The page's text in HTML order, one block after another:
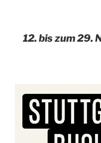
12. bis zum 29.